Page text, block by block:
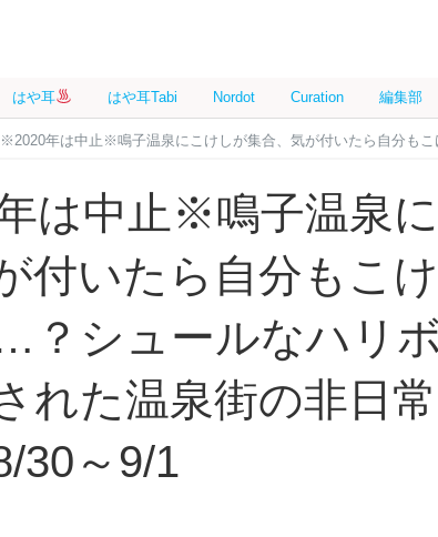
はや耳 はや耳Tabi Nordot Curation 編集部
年は中止※鳴子温泉にこけしが集合、気が付いたら自分もこけしになって
は中止※鳴子温泉に
付いたら自分もこ
シュールなハリ
れた温泉街の非日常
30～9/1